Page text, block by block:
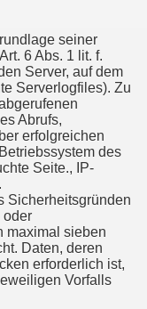
seiner
6 Abs. 1 lit. f.
Server, auf dem
Serverlogfiles). Zu
Abrufs,
erfolgreichen
des
Seite., IP-
Sicherheitsgründen
oder
maximal sieben
Daten, deren
erforderlich ist,
Vorfalls